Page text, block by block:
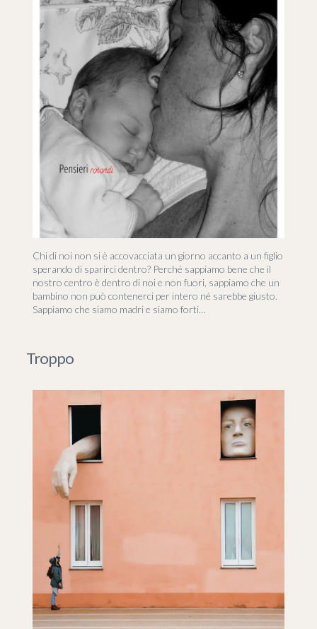
Chi di noi non si è accovacciata un giorno accanto a un figlio
sperando di sparirci dentro? Perché sappiamo bene che il
nostro centro è dentro di noi e non fuori, sappiamo che un
bambino non può contenerci per intero né sarebbe giusto.
Sappiamo che siamo madri e siamo forti…
Troppo